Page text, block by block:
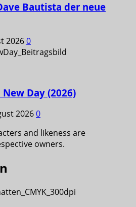
Bautista der neue
20260
Day (2026)
20260
and likeness are
owners.